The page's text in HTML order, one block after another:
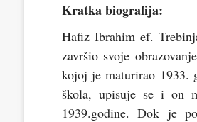
Kratka biografija:
Hafiz Ibrahim ef.
završio svoje
kojoj je maturirao 1933.
škola, upisuje se i on
1939.godine. Dok je